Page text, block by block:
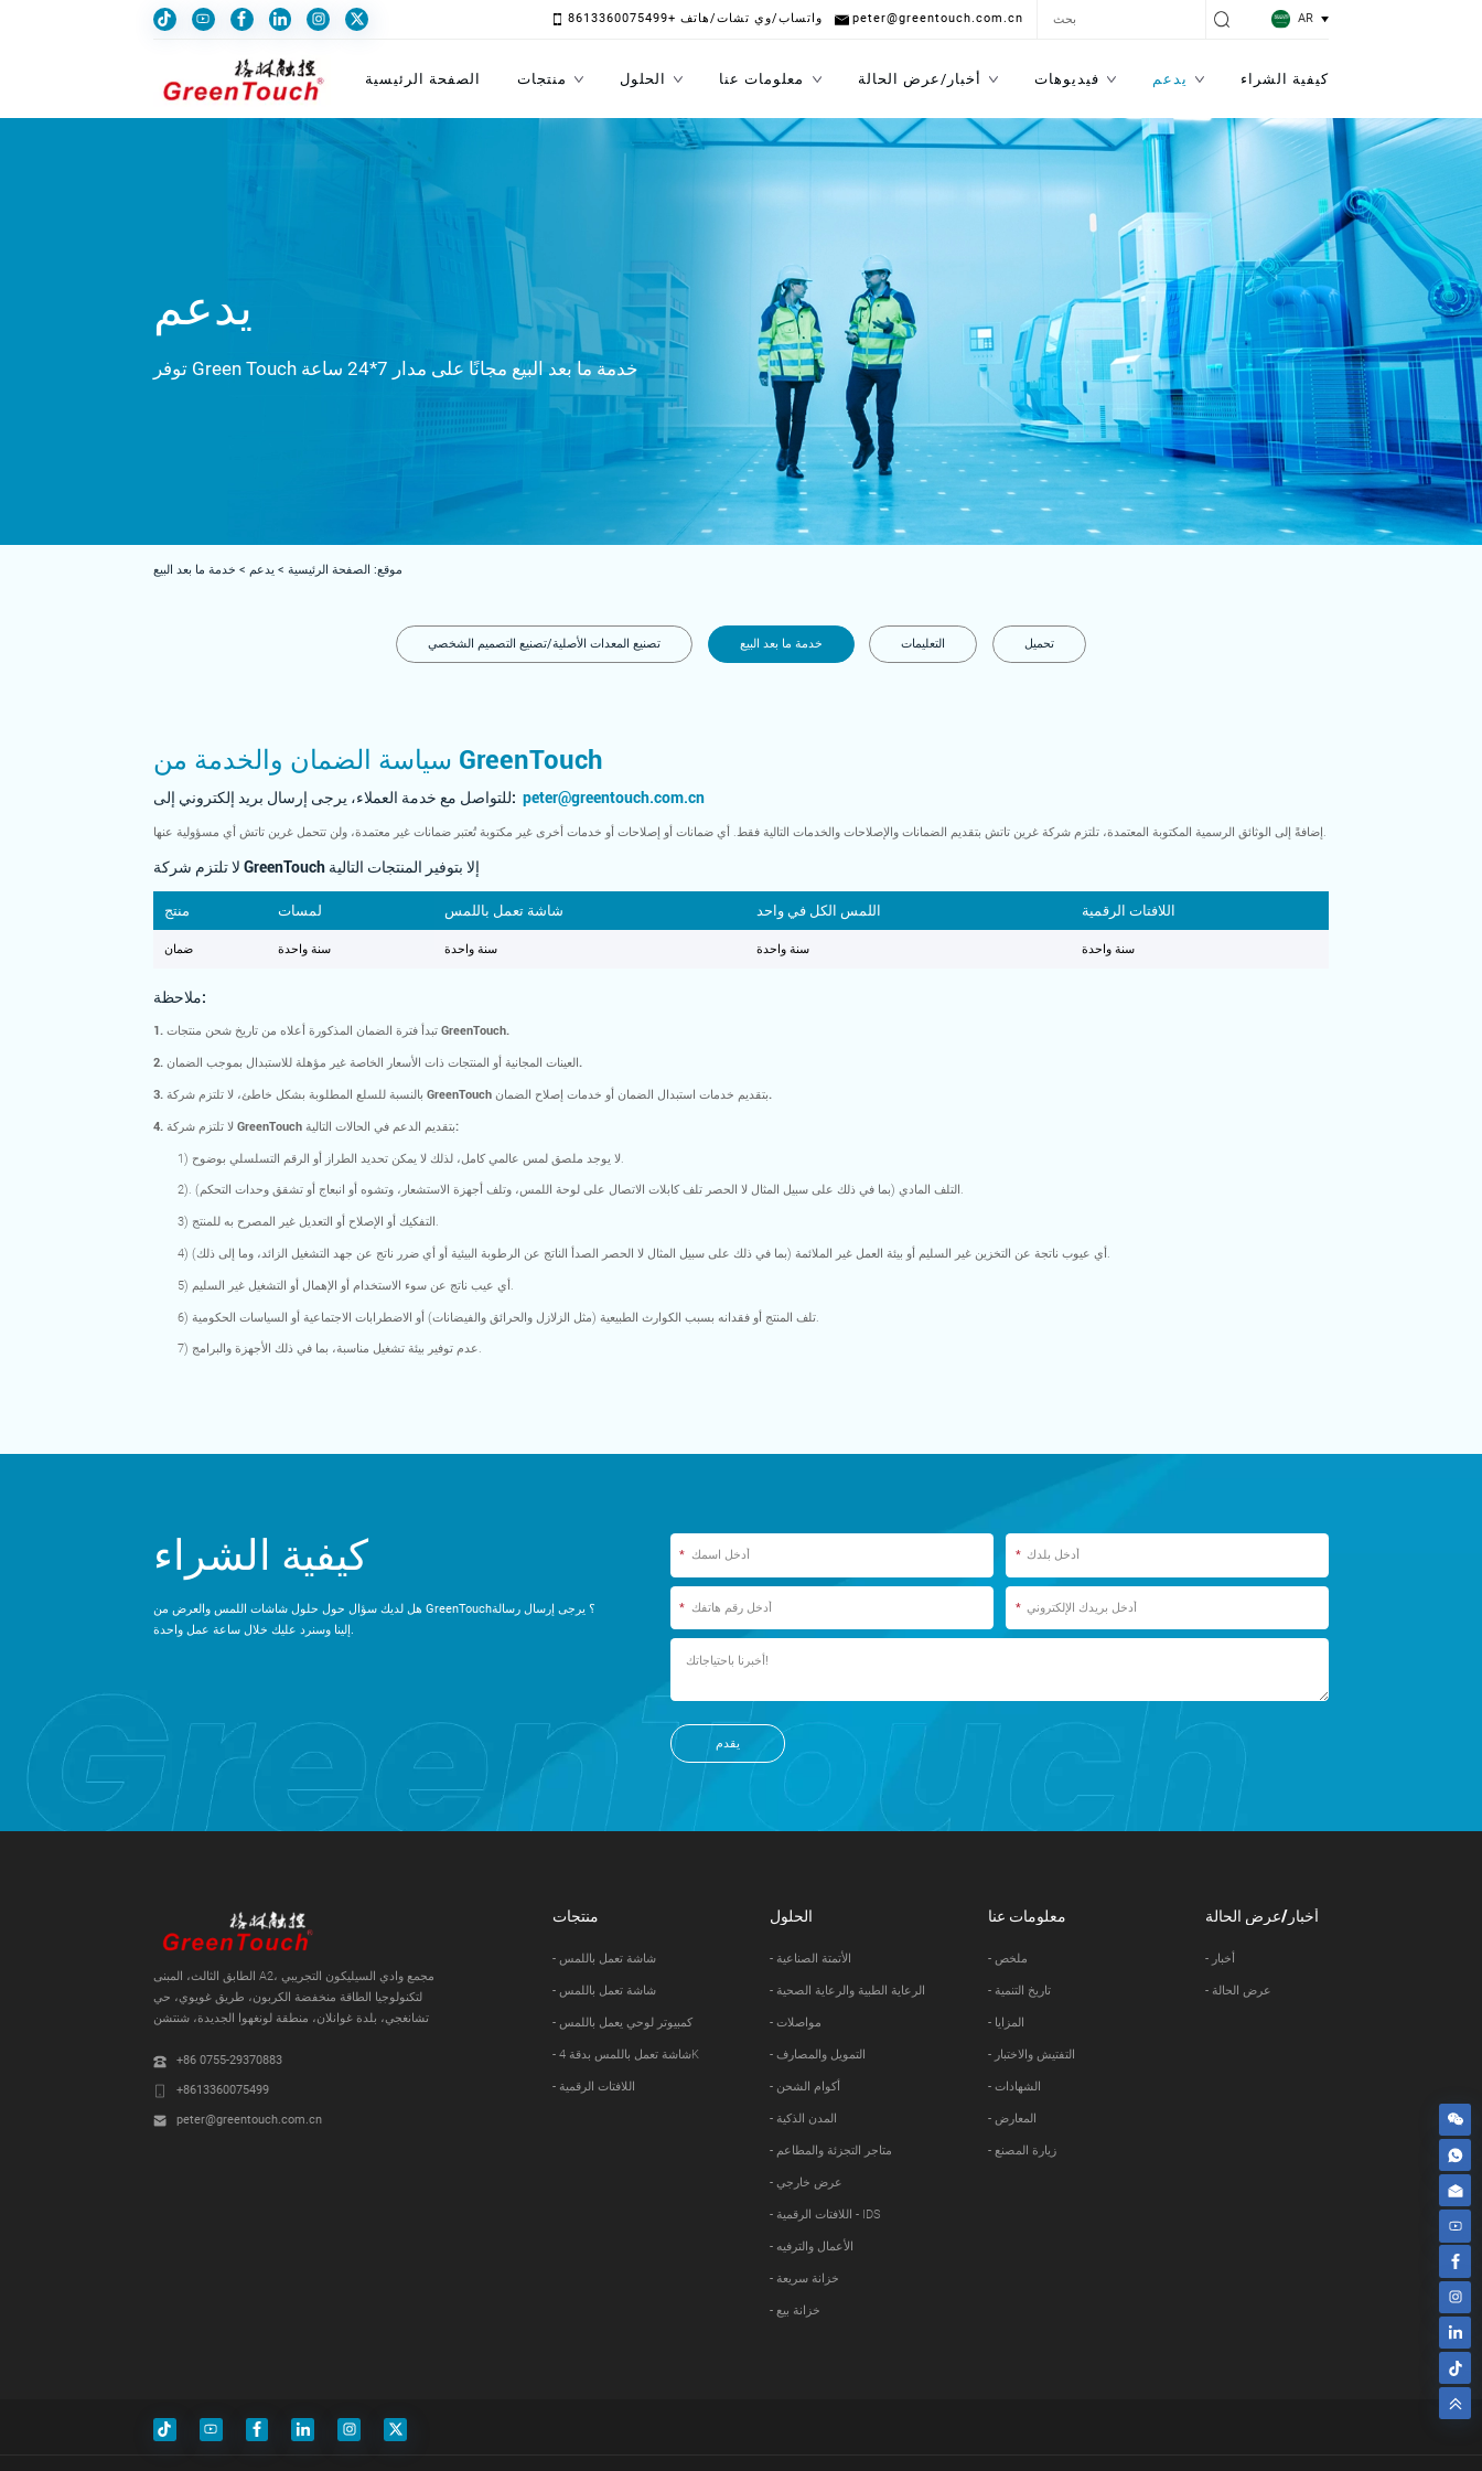
واتساب/وي تشات/هاتف +8613360075499 peter@greentouch.com.cn AR
الصفحة الرئيسية منتجات الحلول معلومات عنا أخبار/عرض الحالة فيديوهات يدعم كيفية الشراء
يدعم
توفر Green Touch خدمة ما بعد البيع مجانًا على مدار 7*24 ساعة
موقع: الصفحة الرئيسية > يدعم > خدمة ما بعد البيع
تصنيع المعدات الأصلية/تصنيع التصميم الشخصي خدمة ما بعد البيع التعليمات تحميل
سياسة الضمان والخدمة من GreenTouch
للتواصل مع خدمة العملاء، يرجى إرسال بريد إلكتروني إلى: peter@greentouch.com.cn
إضافةً إلى الوثائق الرسمية المكتوبة المعتمدة، تلتزم شركة غرين تاتش بتقديم الضمانات والإصلاحات والخدمات التالية فقط. أي ضمانات أو إصلاحات أو خدمات أخرى غير مكتوبة تُعتبر ضمانات غير معتمدة، ولن تتحمل غرين تاتش أي مسؤولية عنها.
لا تلتزم شركة GreenTouch إلا بتوفير المنتجات التالية
منتج لمسات شاشة تعمل باللمس اللمس الكل في واحد اللافتات الرقمية
ضمان سنة واحدة سنة واحدة سنة واحدة سنة واحدة
ملاحظة:
1. تبدأ فترة الضمان المذكورة أعلاه من تاريخ شحن منتجات GreenTouch.
2. العينات المجانية أو المنتجات ذات الأسعار الخاصة غير مؤهلة للاستبدال بموجب الضمان.
3. بالنسبة للسلع المطلوبة بشكل خاطئ، لا تلتزم شركة GreenTouch بتقديم خدمات استبدال الضمان أو خدمات إصلاح الضمان.
4. لا تلتزم شركة GreenTouch بتقديم الدعم في الحالات التالية:
1) لا يوجد ملصق لمس عالمي كامل، لذلك لا يمكن تحديد الطراز أو الرقم التسلسلي بوضوح.
2). التلف المادي (بما في ذلك على سبيل المثال لا الحصر تلف كابلات الاتصال على لوحة اللمس، وتلف أجهزة الاستشعار، وتشوه أو انبعاج أو تشقق وحدات التحكم).
3) التفكيك أو الإصلاح أو التعديل غير المصرح به للمنتج.
4) أي عيوب ناتجة عن التخزين غير السليم أو بيئة العمل غير الملائمة (بما في ذلك على سبيل المثال لا الحصر الصدأ الناتج عن الرطوبة البيئية أو أي ضرر ناتج عن جهد التشغيل الزائد، وما إلى ذلك).
5) أي عيب ناتج عن سوء الاستخدام أو الإهمال أو التشغيل غير السليم.
7) عدم توفير بيئة تشغيل مناسبة، بما في ذلك الأجهزة والبرامج.
كيفية الشراء
هل لديك سؤال حول حلول شاشات اللمس والعرض من GreenTouch؟ يرجى إرسال رسالة
إلينا وسنرد عليك خلال ساعة عمل واحدة.
* *
* *
يقدم
الطابق الثالث، المبنى A2، مجمع وادي السيليكون التجريبي
لتكنولوجيا الطاقة منخفضة الكربون، طريق غويوي، حي
تشانغجي، بلدة غوانلان، منطقة لونغهوا الجديدة، شنتشن
+86 0755-29370883
+8613360075499
peter@greentouch.com.cn
منتجات
- شاشة تعمل باللمس
- شاشة تعمل باللمس
- كمبيوتر لوحي يعمل باللمس
- شاشة تعمل باللمس بدقة 4K
- اللافتات الرقمية
الحلول
- الأتمتة الصناعية
- الرعاية الطبية والرعاية الصحية
- مواصلات
- التمويل والمصارف
- أكوام الشحن
- المدن الذكية
- متاجر التجزئة والمطاعم
- عرض خارجي
- اللافتات الرقمية - IDS
- الأعمال والترفيه
- خزانة سريعة
- خزانة بيع
معلومات عنا
- ملخص
- تاريخ التنمية
- المزايا
- التفتيش والاختبار
- الشهادات
- المعارض
- زيارة المصنع
أخبار/عرض الحالة
- أخبار
- عرض الحالة